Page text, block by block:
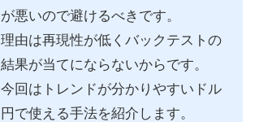
が悪いので避けるべきです。
理由は再現性が低くバックテストの
結果が当てにならないからです。
今回はトレンドが分かりやすいドル
円で使える手法を紹介します。